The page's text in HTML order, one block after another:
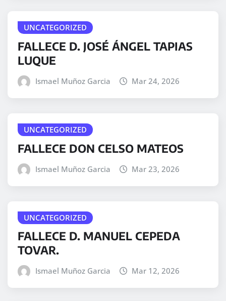
UNCATEGORIZED
FALLECE D. JOSÉ ÁNGEL TAPIAS
LUQUE
Ismael Muñoz Garcia Mar 24, 2026
UNCATEGORIZED
FALLECE DON CELSO MATEOS
Ismael Muñoz Garcia Mar 23, 2026
UNCATEGORIZED
FALLECE D. MANUEL CEPEDA
TOVAR.
Ismael Muñoz Garcia Mar 12, 2026